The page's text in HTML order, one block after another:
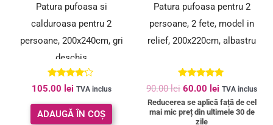
Patura pufoasa si
calduroasa pentru 2
persoane, 200x240cm, gri
deschis
Evaluat la
4.00
din 5
105.00 lei TVA inclus
ADAUGĂ ÎN COȘ
Patura pufoasa pentru 2
persoane, 2 fete, model in
relief, 200x220cm, albastru
Evaluat la
5.00
din 5
90.00lei 60.00 lei TVA inclus
Reducerea se aplică față de cel
mai mic preț din ultimele 30 de
zile